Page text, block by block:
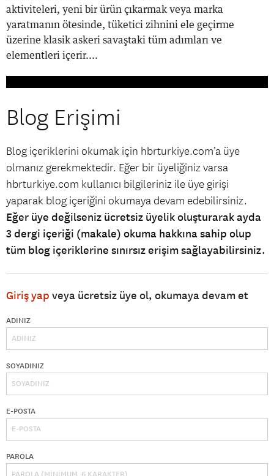
aktiviteleri, yeni bir ürün çıkarmak veya marka
yaratmanın ötesinde, tüketici zihnini ele geçirme
üzerine klasik askeri savaştaki tüm adımları ve
elementleri içerir....
Blog Erişimi
Blog içeriklerini okumak için hbrturkiye.com’a üye
olmanız gerekmektedir. Eğer bir üyeliğiniz varsa
hbrturkiye.com kullanıcı bilgileriniz ile üye girişi
yaparak blog içeriğini okumaya devam edebilirsiniz.
Eğer üye değilseniz ücretsiz üyelik oluşturarak ayda
3 dergi içeriği (makale) okuma hakkına sahip olup
tüm blog içeriklerine sınırsız erişim sağlayabilirsiniz.
Giriş yap veya ücretsiz üye ol, okumaya devam et
ADINIZ
SOYADINIZ
E-POSTA
PAROLA